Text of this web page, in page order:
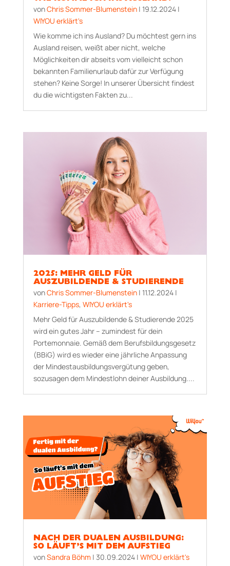
vonChris Sommer-Blumenstein| 19.12.2024|
WIYOU erklärt's
Wie komme ich ins Ausland? Du möchtest gern ins
Ausland reisen, weißt aber nicht, welche
Möglichkeiten dir abseits vom vielleicht schon
bekannten Familienurlaub dafür zur Verfügung
stehen? Keine Sorge! In unserer Übersicht findest
du die wichtigsten Fakten zu...
2025: MEHR GELD FÜR
AUSZUBILDENDE & STUDIERENDE
vonChris Sommer-Blumenstein| 11.12.2024|
Karriere-Tipps, WIYOU erklärt's
Mehr Geld für Auszubildende & Studierende 2025
wird ein gutes Jahr – zumindest für dein
Portemonnaie. Gemäß dem Berufsbildungsgesetz
(BBiG) wird es wieder eine jährliche Anpassung
der Mindestausbildungsvergütung geben,
sozusagen dem Mindestlohn deiner Ausbildung....
NACH DER DUALEN AUSBILDUNG:
SO LÄUFT’S MIT DEM AUFSTIEG
vonSandra Böhm | 30.09.2024| WIYOU erklärt's